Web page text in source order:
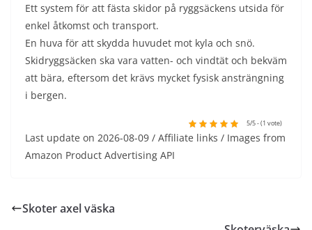
Ett system för att fästa skidor på ryggsäckens utsida för
enkel åtkomst och transport.
En huva för att skydda huvudet mot kyla och snö.
Skidryggsäcken ska vara vatten- och vindtät och bekväm
att bära, eftersom det krävs mycket fysisk ansträngning
i bergen.
5/5 - (1 vote)
Last update on 2026-08-09 / Affiliate links / Images from
Amazon Product Advertising API
Skoter axel väska